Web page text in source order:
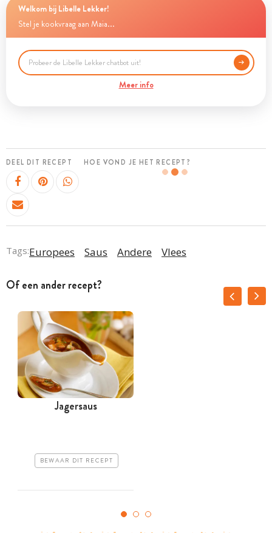
Welkom bij Libelle Lekker!
Stel je kookvraag aan Maia...
Meer info
DEEL DIT RECEPT HOE VOND JE HET RECEPT?
Tags:Europees Saus Andere Vlees
Of een ander recept?
Jagersaus
BEWAAR DIT RECEPT